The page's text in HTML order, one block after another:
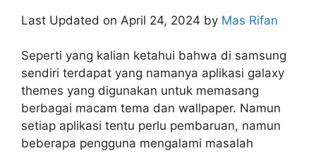
Last Updated on April 24, 2024 by Mas Rifan
Seperti yang kalian ketahui bahwa di samsung
sendiri terdapat yang namanya aplikasi galaxy
themes yang digunakan untuk memasang
berbagai macam tema dan wallpaper. Namun
setiap aplikasi tentu perlu pembaruan, namun
beberapa pengguna mengalami masalah